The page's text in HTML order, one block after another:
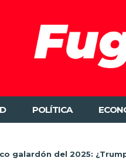
POLÍTICA
galardón del 2025: